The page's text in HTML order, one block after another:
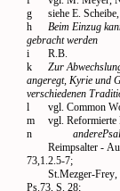
g
siehe E.
h
Beim Einzug
gebracht werden
i
R.B.
k
Zur
angeregt, Kyrie und
verschiedenen
l
vgl. Common
m
vgl. Reformierte
n
Reimpsalter -
73,1.2.5-7;
St.Mezger-
Ps.73, S. 28;